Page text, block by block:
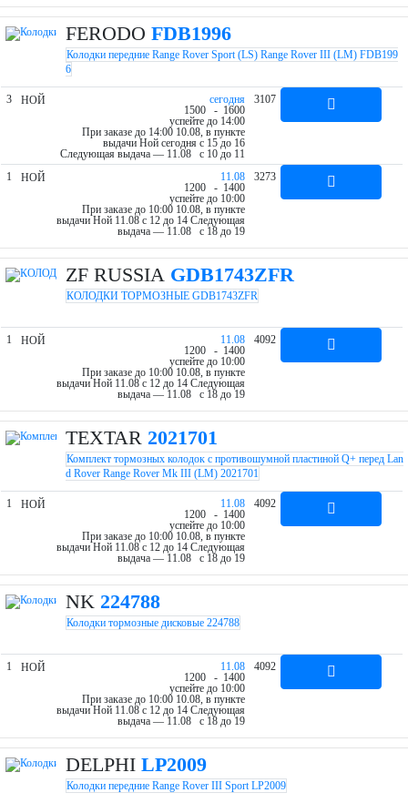
FERODO FDB1996
Колодки передние Range Rover Sport (LS) Range Rover III (LM) FDB199
6
3 НОЙ
cегодня
1500 - 1600
успейте до 14:00
При заказе до 14:00 10.08, в пункте
выдачи Ной cегодня c 15 до 16
Следующая выдача — 11.08 c 10 до 11
3107
1 НОЙ
11.08
1200 - 1400
успейте до 10:00
При заказе до 10:00 10.08, в пункте
выдачи Ной 11.08 c 12 до 14 Следующая
выдача — 11.08 c 18 до 19
3273
ZF RUSSIA GDB1743ZFR
КОЛОДКИ ТОРМОЗНЫЕ GDB1743ZFR
1 НОЙ
11.08
1200 - 1400
успейте до 10:00
При заказе до 10:00 10.08, в пункте
выдачи Ной 11.08 c 12 до 14 Следующая
выдача — 11.08 c 18 до 19
4092
TEXTAR 2021701
Комплект тормозных колодок с противошумной пластиной Q+ перед Lan
d Rover Range Rover Mk III (LM) 2021701
1 НОЙ
11.08
1200 - 1400
успейте до 10:00
При заказе до 10:00 10.08, в пункте
выдачи Ной 11.08 c 12 до 14 Следующая
выдача — 11.08 c 18 до 19
4092
NK 224788
Колодки тормозные дисковые 224788
1 НОЙ
11.08
1200 - 1400
успейте до 10:00
При заказе до 10:00 10.08, в пункте
выдачи Ной 11.08 c 12 до 14 Следующая
выдача — 11.08 c 18 до 19
4092
DELPHI LP2009
Колодки передние Range Rover III Sport LP2009